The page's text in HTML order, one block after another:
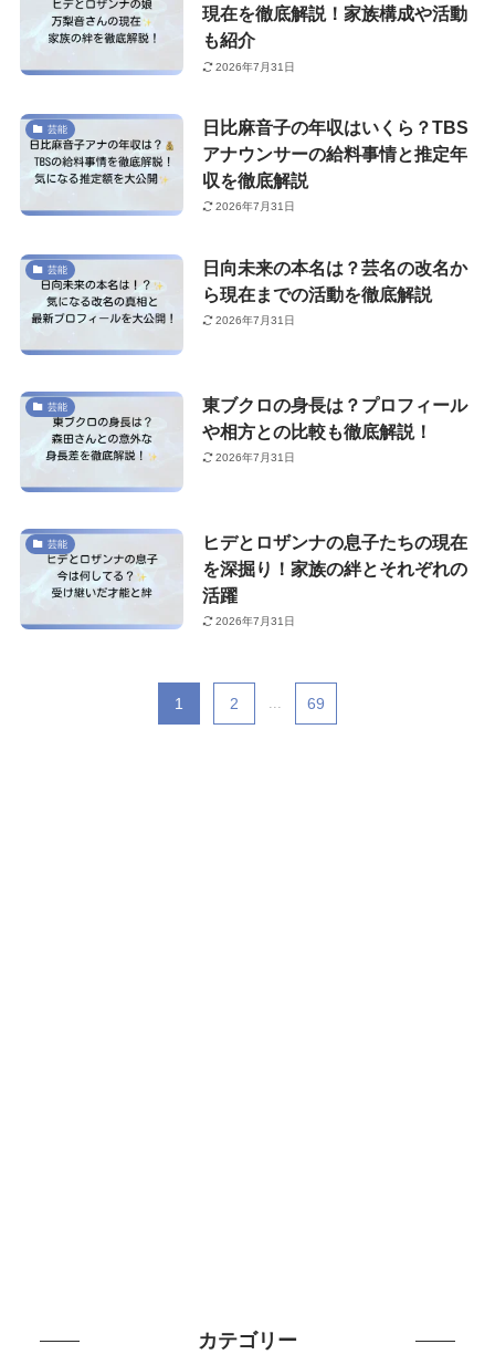
現在を徹底解説！家族構成や活動
も紹介
2026年7月31日
芸能
日比麻音子の年収はいくら？TBS
アナウンサーの給料事情と推定年
収を徹底解説
2026年7月31日
芸能
日向未来の本名は？芸名の改名か
ら現在までの活動を徹底解説
2026年7月31日
芸能
東ブクロの身長は？プロフィール
や相方との比較も徹底解説！
2026年7月31日
芸能
ヒデとロザンナの息子たちの現在
を深掘り！家族の絆とそれぞれの
活躍
2026年7月31日
1 2 ... 69
カテゴリー